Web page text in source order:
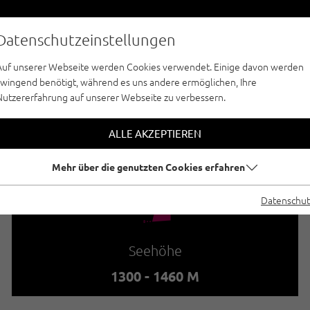
- NAUDERS - TIROLER OBERLAND -
FALL |
🞱
Seehöhe
1300 - 1460 M
unserer Webseite werden Cookies verwendet. Einige davon werden
benötigt, während es uns andere ermöglichen, Ihre
auf unserer Webseite zu verbessern.
ALLE AKZEPTIEREN
Mehr über die genutzten Cookies erfahren